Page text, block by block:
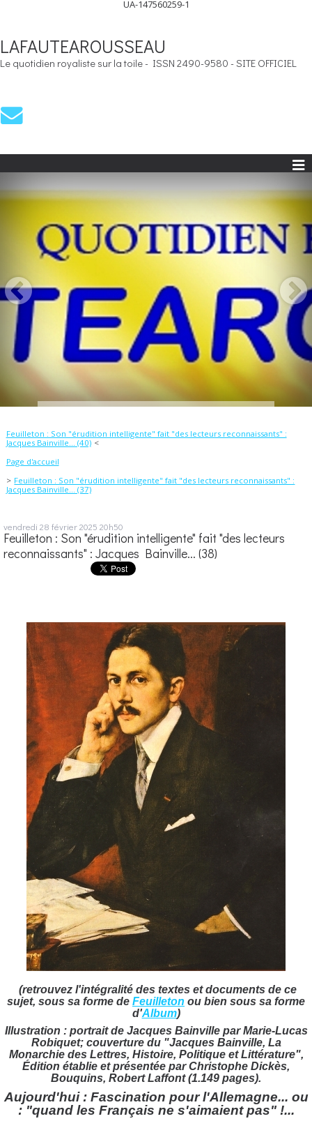
UA-147560259-1
LAFAUTEAROUSSEAU
Le quotidien royaliste sur la toile - ISSN 2490-9580 - SITE OFFICIEL
Feuilleton : Son "érudition intelligente" fait "des lecteurs reconnaissants" :
Jacques Bainville... (40)
Page d'accueil
Feuilleton : Son "érudition intelligente" fait "des lecteurs reconnaissants" :
Jacques Bainville... (37)
vendredi 28 février 2025 20h50
Feuilleton : Son "érudition intelligente" fait "des lecteurs
reconnaissants" : Jacques Bainville... (38)
(retrouvez l'intégralité des textes et documents de ce
sujet, sous sa forme de Feuilleton ou bien sous sa forme
d'Album)
Illustration : portrait de Jacques Bainville par Marie-Lucas
Robiquet; couverture du "Jacques Bainville, La
Monarchie des Lettres, Histoire, Politique et Littérature",
Édition établie et présentée par Christophe Dickès,
Bouquins, Robert Laffont (1.149 pages).
Aujourd'hui : Fascination pour l'Allemagne... ou
: "quand les Français ne s'aimaient pas" !...